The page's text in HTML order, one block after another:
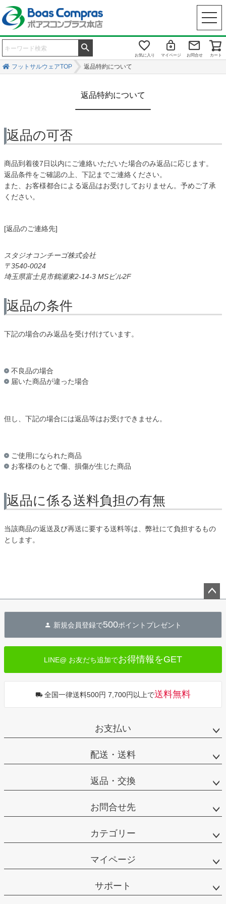
お気に入り マイページ お問合せ カート
フットサルウェアTOP 返品特約について
返品特約について
返品の可否
商品到着後7日以内にご連絡いただいた場合のみ返品に応じます。
返品条件をご確認の上、下記までご連絡ください。
また、お客様都合による返品はお受けしておりません。予めご了承
ください。
[返品のご連絡先]
スタジオコンチーゴ株式会社
3540-0024
埼玉県富士見市鶴瀬東2-14-3 MSビル2F
返品の条件
下記の場合のみ返品を受け付けています。
不良品の場合
届いた商品が違った場合
但し、下記の場合には返品等はお受けできません。
ご使用になられた商品
お客様のもとで傷、損傷が生じた商品
返品に係る送料負担の有無
当該商品の返送及び再送に要する送料等は、弊社にて負担するもの
とします。
へ
新規会員登録で500ポイントプレゼント
LINE@ お友だち追加でお得情報をGET
全国一律送料500円 7,700円以上で送料無料
お支払い
配送・送料
返品・交換
お問合せ先
カテゴリー
マイページ
サポート